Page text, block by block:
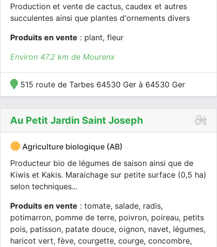
Production et vente de cactus, caudex et autres
succulentes ainsi que plantes d'ornements divers
Produits en vente : plant, fleur
Environ 47.2 km de Mourenx
515 route de Tarbes 64530 Ger à 64530 Ger
Au Petit Jardin Saint Joseph
Agriculture biologique (AB)
Producteur bio de légumes de saison ainsi que de
Kiwis et Kakis. Maraichage sur petite surface (0,5 ha)
selon techniques...
Produits en vente : tomate, salade, radis,
potimarron, pomme de terre, poivron, poireau, petits
pois, patisson, patate douce, oignon, navet, légumes,
haricot vert, fève, courgette, courge, concombre,